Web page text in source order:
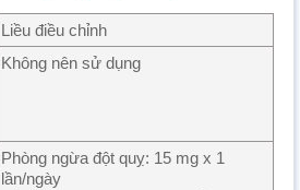
Liều điều chỉnh
Không nên sử dụng
Phòng ngừa đột quỵ: 15 mg x 1
lần/ngày